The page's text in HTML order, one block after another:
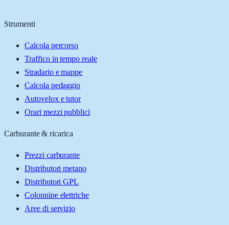
Strumenti
Calcola percorso
Traffico in tempo reale
Stradario e mappe
Calcola pedaggio
Autovelox e tutor
Orari mezzi pubblici
Carburante & ricarica
Prezzi carburante
Distributori metano
Distributori GPL
Colonnine elettriche
Aree di servizio